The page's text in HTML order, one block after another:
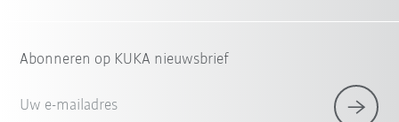
Abonneren op KUKA nieuwsbrief
Uw e-mailadres